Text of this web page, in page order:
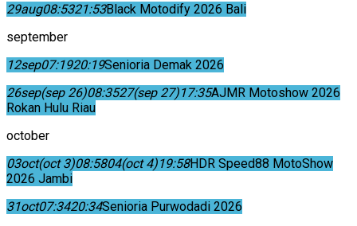
29aug08:5321:53Black Motodify 2026 Bali
september
12sep07:1920:19Senioria Demak 2026
26sep(sep 26)08:3527(sep 27)17:35AJMR Motoshow 2026
Rokan Hulu Riau
october
03oct(oct 3)08:5804(oct 4)19:58HDR Speed88 MotoShow
2026 Jambi
31oct07:3420:34Senioria Purwodadi 2026